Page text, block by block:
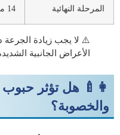
المرحلة النهائية 14 ملغ
⚠️ لا يجب زيادة
الأعراض الجانبية
👩‍🍼 هل تؤثر
والخصوبة؟